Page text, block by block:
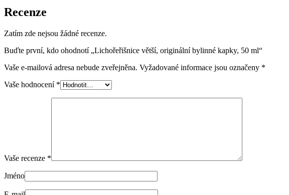
Recenze
Zatím zde nejsou žádné recenze.
Buďte první, kdo ohodnotí „Lichořeřišnice větší, originální bylinné kapky, 50 ml“
Vaše e-mailová adresa nebude zveřejněna. Vyžadované informace jsou označeny *
Vaše hodnocení *
Vaše recenze *
Jméno